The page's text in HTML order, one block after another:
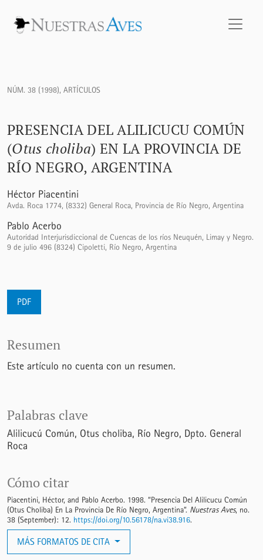
NÚM. 38 (1998), ARTÍCULOS
PRESENCIA DEL ALILICUCU COMÚN
(Otus choliba) EN LA PROVINCIA DE
RÍO NEGRO, ARGENTINA
Héctor Piacentini
Avda. Roca 1774, (8332) General Roca, Provincia de Río Negro, Argentina
Pablo Acerbo
Autoridad Interjurisdiccional de Cuencas de los ríos Neuquén, Limay y Negro.
9 de julio 496 (8324) Cipoletti, Río Negro, Argentina
PDF
Palabras clave
Alilicucú Común Otus choliba Río Negro Dpto. General
Roca
Cómo citar
Piacentini, Héctor, and Pablo Acerbo. 1998. “Presencia Del Alilicucu Común
(Otus Choliba) En La Provincia De Río Negro, Argentina”. Nuestras Aves, no.
38 (September): 12. https://doi.org/10.56178/na.vi38.916.
MÁS FORMATOS DE CITA
Resumen
Este artículo no cuenta con un resumen.